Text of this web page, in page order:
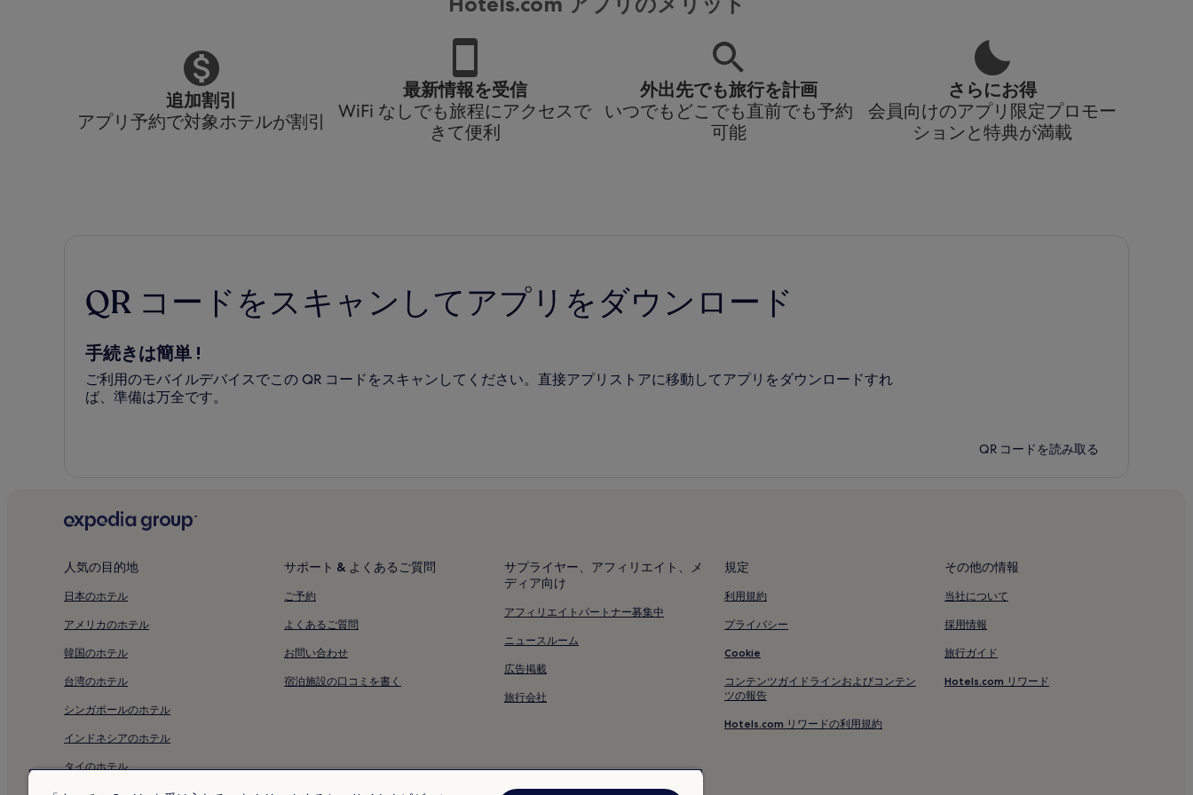
追加割引
アプリ予約で対象ホテルが割引
最新情報を受信
WiFi なしでも旅程にアクセスで
きて便利
外出先でも旅行を計画
いつでもどこでも直前でも予約
可能
さらにお得
会員向けのアプリ限定プロモー
ションと特典が満載
QR コードをスキャンしてアプリをダウンロード
手続きは簡単 !
ご利用のモバイルデバイスでこの QR コードをスキャンしてください。直接アプリストアに移動してアプリをダウンロードすれ
ば、準備は万全です。
QR コードを読み取る
人気の目的地
日本のホテル
アメリカのホテル
韓国のホテル
台湾のホテル
シンガポールのホテル
インドネシアのホテル
タイのホテル
サポート & よくあるご質問
ご予約
よくあるご質問
お問い合わせ
宿泊施設の口コミを書く
サプライヤー、アフィリエイト、メ
ディア向け
アフィリエイトパートナー募集中
ニュースルーム
広告掲載
旅行会社
規定
利用規約
プライバシー
Cookie
コンテンツガイドラインおよびコンテン
ツの報告
Hotels.com リワードの利用規約
その他の情報
当社について
採用情報
旅行ガイド
Hotels.com リワード